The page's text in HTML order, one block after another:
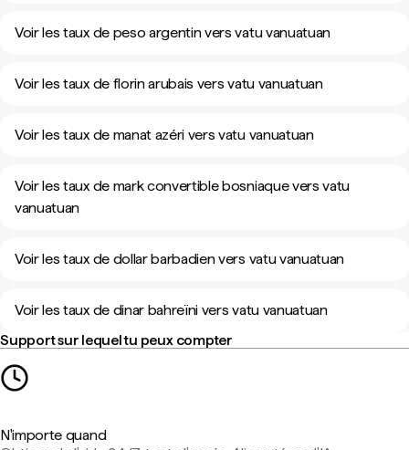
Voir les taux de peso argentin vers vatu vanuatuan
Voir les taux de florin arubais vers vatu vanuatuan
Voir les taux de manat azéri vers vatu vanuatuan
Voir les taux de mark convertible bosniaque vers vatu
vanuatuan
Voir les taux de dollar barbadien vers vatu vanuatuan
Voir les taux de dinar bahreïni vers vatu vanuatuan
Support sur lequel tu peux compter
N'importe quand